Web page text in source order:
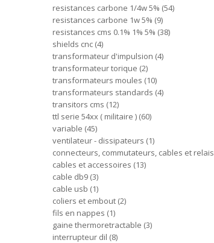
resistances carbone 1/4w 5% 54
resistances carbone 1w 5% 9
resistances cms 0.1% 1% 5% 38
shields cnc 4
transformateur d'impulsion 4
transformateur torique 2
transformateurs moules 10
transformateurs standards 4
transitors cms 12
ttl serie 54xx ( militaire ) 60
variable 45
ventilateur - dissipateurs 1
connecteurs, commutateurs, cables et relais
cables et accessoires 13
cable db9 3
cable usb 1
coliers et embout 2
fils en nappes 1
gaine thermoretractable 3
interrupteur dil 8